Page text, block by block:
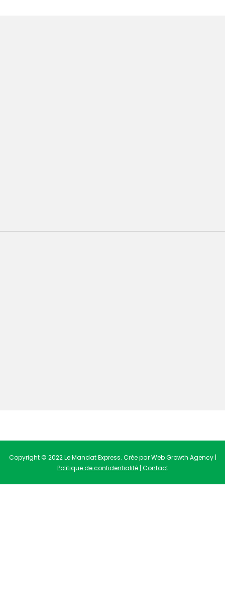
Copyright © 2022 Le Mandat Express. Crée par Web Growth Agency |
Politique de confidentialité| Contact